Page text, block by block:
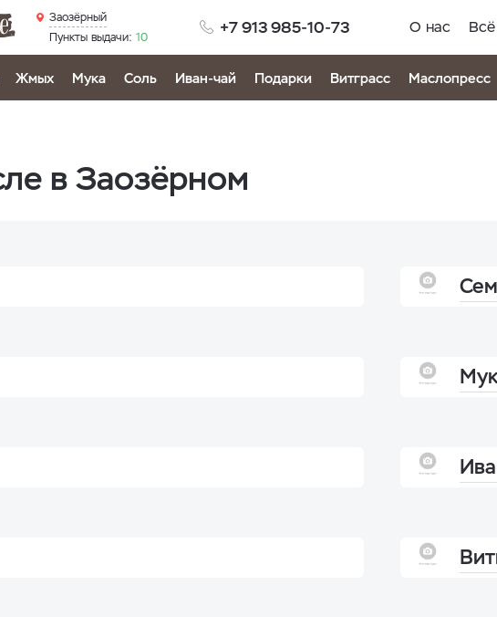
+7 913 985-10-73
Заозёрный
Пункты выдачи: 10
О нас
Жмых Мука Соль Иван-чай Подарки Витграсс Маслопресс
в Заозёрном